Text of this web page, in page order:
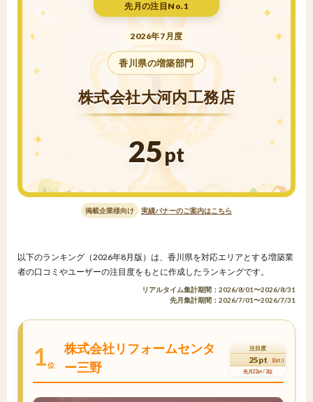
先月の注目No.1
2026年7月度
香川県の増築部門
株式会社大河内工務店
25pt
掲載企業様向け 実績バナーのご案内はこちら
以下のランキング（2026年8月版）は、香川県を対応エリアとする増築業
者の口コミやユーザーの注目度をもとに作成したランキングです。
リアルタイム集計期間：2026/8/01〜2026/8/31
先月集計期間：2026/7/01〜2026/7/31
1位
株式会社リフォームセンタ
ー三野
注目度
25pt (3pt↑)
先月22pt / 2位